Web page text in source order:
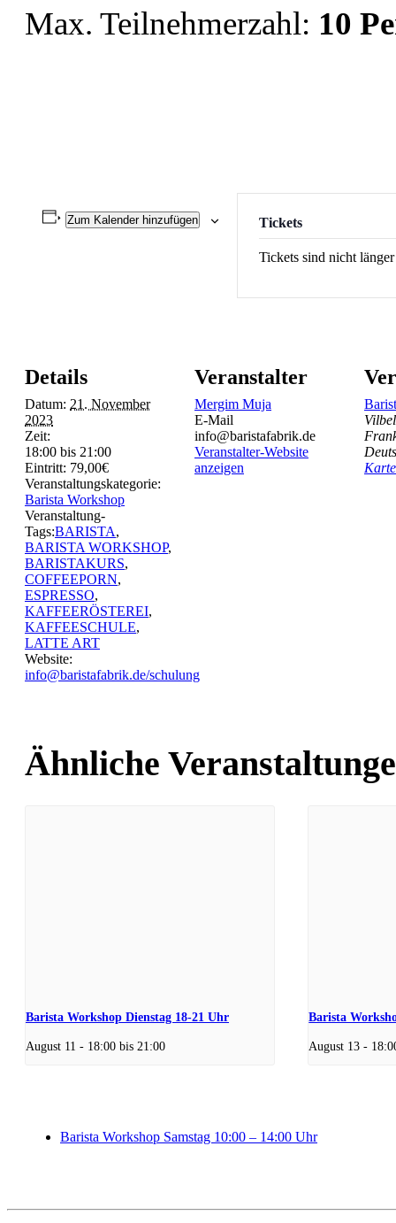
Max. Teilnehmerzahl: 10
Zum Kalender hinzufügen
Details
Datum: 21. November
2023
Zeit:
18:00 bis 21:00
Eintritt: 79,00€
Veranstaltungskategorie:
Barista Workshop
Veranstaltung-
Tags:BARISTA,
BARISTA WORKSHOP,
BARISTAKURS,
COFFEEPORN,
ESPRESSO,
KAFFEERÖSTEREI,
KAFFEESCHULE,
LATTE ART
Website:
info@baristafabrik.de/schulung
Veranstalter
Mergim Muja
E-Mail
info@baristafabrik.de
Veranstalter-Website
anzeigen
Tickets
Tickets sind nicht
Ähnliche
Barista Workshop Dienstag 18-21 Uhr
August 11 - 18:00 bis 21:00
Barista
August 13 -
Barista Workshop Samstag 10:00 – 14:00 Uhr